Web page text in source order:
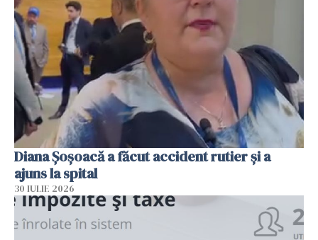
Diana Șoșoacă a făcut accident rutier și a
ajuns la spital
30 IULIE 2026